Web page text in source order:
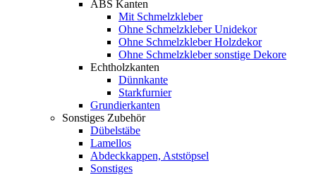
ABS Kanten
Mit Schmelzkleber
Ohne Schmelzkleber Unidekor
Ohne Schmelzkleber Holzdekor
Ohne Schmelzkleber sonstige Dekore
Echtholzkanten
Dünnkante
Starkfurnier
Grundierkanten
Sonstiges Zubehör
Dübelstäbe
Lamellos
Abdeckkappen, Aststöpsel
Sonstiges